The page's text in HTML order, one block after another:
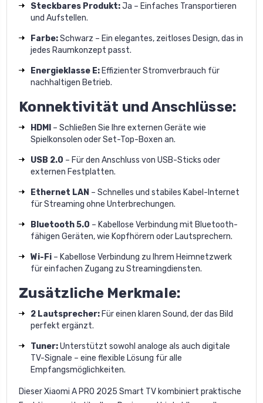
Steckbares Produkt:Ja – Einfaches Transportieren
und Aufstellen.
Farbe:Schwarz – Ein elegantes, zeitloses Design, das in
jedes Raumkonzept passt.
Energieklasse E: Effizienter Stromverbrauch für
nachhaltigen Betrieb.
Konnektivität und Anschlüsse:
HDMI – Schließen Sie Ihre externen Geräte wie
Spielkonsolen oder Set-Top-Boxen an.
USB 2.0 – Für den Anschluss von USB-Sticks oder
externen Festplatten.
Ethernet LAN – Schnelles und stabiles Kabel-Internet
für Streaming ohne Unterbrechungen.
Bluetooth 5.0 – Kabellose Verbindung mit Bluetooth-
fähigen Geräten, wie Kopfhörern oder Lautsprechern.
Wi-Fi – Kabellose Verbindung zu Ihrem Heimnetzwerk
für einfachen Zugang zu Streamingdiensten.
Zusätzliche Merkmale:
2 Lautsprecher: Für einen klaren Sound, der das Bild
perfekt ergänzt.
Tuner:Unterstützt sowohl analoge als auch digitale
TV-Signale – eine flexible Lösung für alle
Empfangsmöglichkeiten.
Dieser Xiaomi A PRO 2025 Smart TV kombiniert praktische